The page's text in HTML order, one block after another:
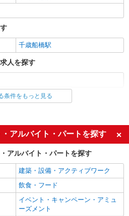
介護スタッフ（オペレーター）
1,757円 ★土・祝日は時給100円
居住支援特別手当:120円/時間含む ※
格・経験等による
田谷区宮坂2-11-13
玉川/5016aa1
手当、（東京都）居住
均5回分）等、毎月平均的に支払われる
ます。 ※居住支援特別手当は勤続5年
はさらに1万円支給（再入社は除く）
本給2.08ヶ月分/年支給 ◎残業時は別途
支給（超過1分〜）
詳細を見る
ンス用賀/9050bb2
フ（夜勤専従）
千歳船橋駅
人を探す
の求人を探す
紹介予定派遣
人を探す
履歴書不要
職場見学OKまたは説明会あり
経験者・有資格者歓迎
女性活躍中
条件をもっと見る
アルバイト・パートを探す
アルバイト・パートを探す
建築・設備・アクティブワーク
飲食・フード
イベント・キャンペーン・アミュ
ーズメント